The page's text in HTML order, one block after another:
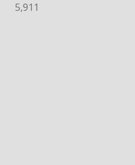
5,911